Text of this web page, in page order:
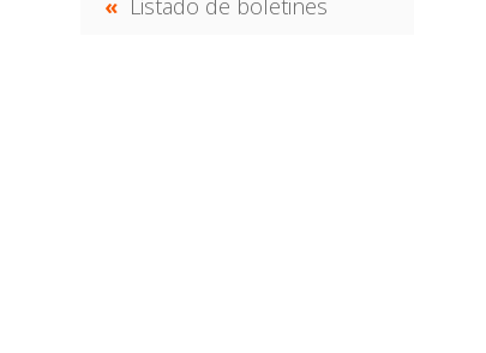
Listado de boletines